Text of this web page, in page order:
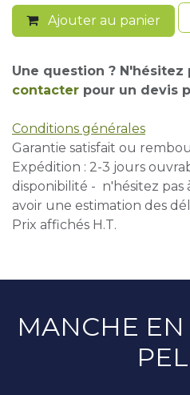
Ajouter au panier
Une question ? N'hésitez
contacter pour un devis
Conditions générales
Garantie satisfait ou
Expédition : 2-3 jours
disponibilité - n'hésitez pas
avoir une estimation des
Prix affichés H.T.
MANCHE